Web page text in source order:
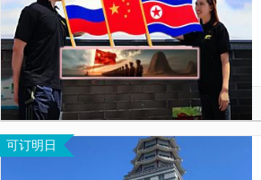
可订明日